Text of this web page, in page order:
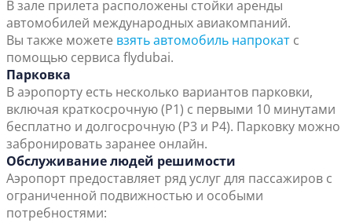
В зале прилета расположены стойки аренды
автомобилей международных авиакомпаний.
Вы также можете взять автомобиль напрокат с
помощью сервиса flydubai.
Парковка
В аэропорту есть несколько вариантов парковки,
включая краткосрочную (P1) с первыми 10 минутами
бесплатно и долгосрочную (P3 и P4). Парковку можно
забронировать заранее онлайн.
Обслуживание людей решимости
Аэропорт предоставляет ряд услуг для пассажиров с
ограниченной подвижностью и особыми
потребностями: